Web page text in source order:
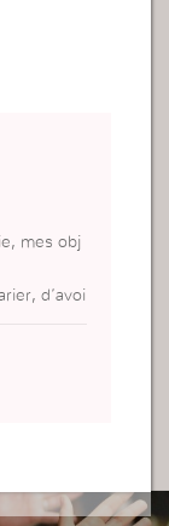
mes obj
d’avoi
la